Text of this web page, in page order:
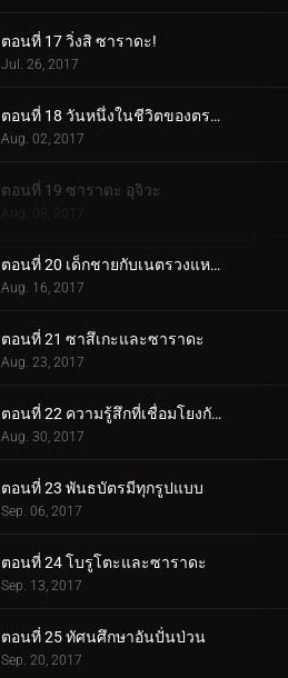
ตอนที่ 17 วิ่งสิ ซาราดะ!
Jul. 26, 2017
ตอนที่ 18 วันหนึ่งในชีวิตของตระกูลอุซึมากิ
Aug. 02, 2017
ตอนที่ 19 ซาราดะ อุจิวะ
Aug. 09, 2017
ตอนที่ 20 เด็กชายกับเนตรวงแหวน
Aug. 16, 2017
ตอนที่ 21 ซาสึเกะและซาราดะ
Aug. 23, 2017
ตอนที่ 22 ความรู้สึกที่เชื่อมโยงกัน
Aug. 30, 2017
ตอนที่ 23 พันธบัตรมีทุกรูปแบบ
Sep. 06, 2017
ตอนที่ 24 โบรูโตะและซาราดะ
Sep. 13, 2017
ตอนที่ 25 ทัศนศึกษาอันปั่นป่วน
Sep. 20, 2017